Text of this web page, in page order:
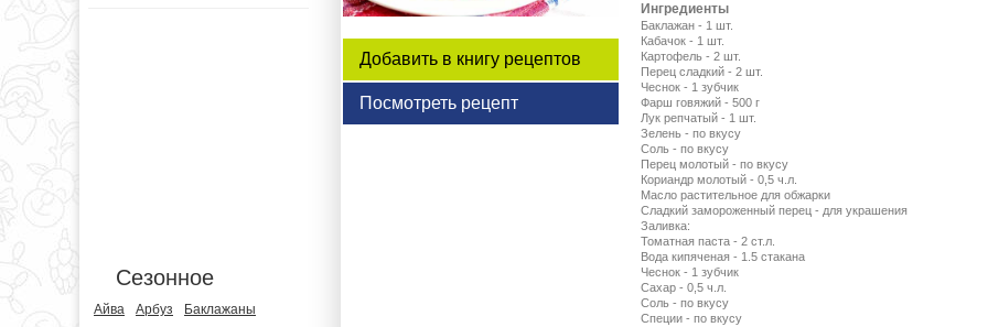
Сезонное
Айва Арбуз
Баклажаны
Добавить в книгу рецептов
Посмотреть рецепт
Ингредиенты
Баклажан - 1 шт.
Кабачок - 1 шт.
Картофель - 2 шт.
Перец сладкий - 2 шт.
Чеснок - 1 зубчик
Фарш говяжий - 500 г
Лук репчатый - 1 шт.
Зелень - по вкусу
Соль - по вкусу
Перец молотый - по вкусу
Кориандр молотый - 0,5 ч.л.
Масло растительное для обжарки
Сладкий замороженный перец - для украшения
Заливка:
Томатная паста - 2 ст.л.
Вода кипяченая - 1.5 стакана
Чеснок - 1 зубчик
Сахар - 0,5 ч.л.
Соль - по вкусу
Специи - по вкусу